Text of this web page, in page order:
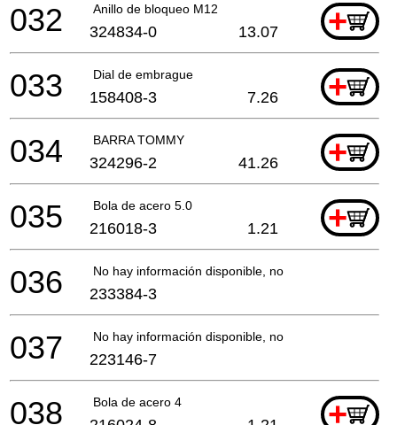
Anillo de bloqueo M12 +
032 324834-0 13.07
Dial de embrague +
033 158408-3 7.26
BARRA TOMMY +
034 324296-2 41.26
Bola de acero 5.0 +
035 216018-3 1.21
No hay información disponible, no se puede pedir
036 233384-3
No hay información disponible, no se puede pedir
037 223146-7
Bola de acero 4 +
038